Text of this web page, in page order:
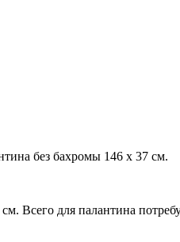
без бахромы 146 х 37 см.
Всего для палантина